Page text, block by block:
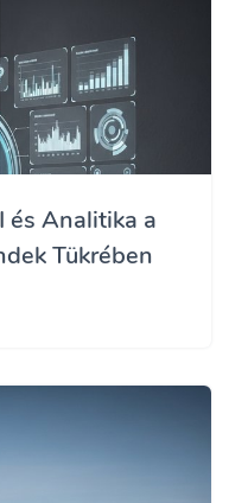
és Analitika a
Tükrében